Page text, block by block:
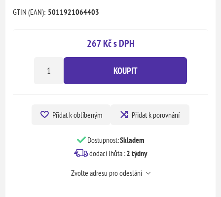
GTIN (EAN): 5011921064403
267 Kč s DPH
KOUPIT
Přidat k oblíbeným Přidat k porovnání
Dostupnost:Skladem
dodací lhůta :2 týdny
Zvolte adresu pro odeslání